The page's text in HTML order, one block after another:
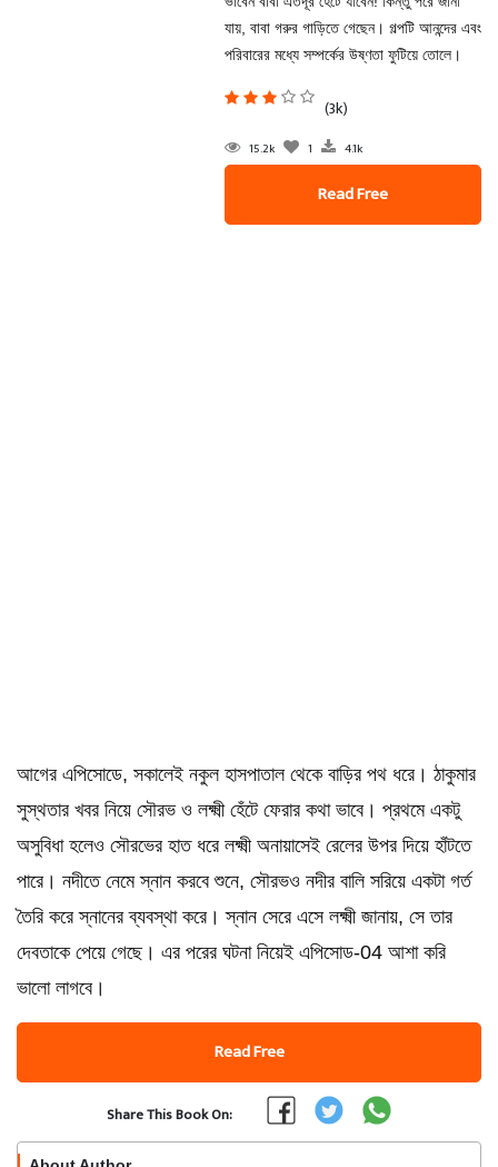
যায়, বাবা গরুর গাড়িতে গেছেন। গল্পটি আনন্দের এবং
পরিবারের মধ্যে সম্পর্কের উষ্ণতা ফুটিয়ে তোলে।
(3k)
15.2k 1 4.1k
Read Free
আগের এপিসোডে, সকালেই নকুল হাসপাতাল থেকে বাড়ির পথ ধরে। ঠাকুমার
সুস্থতার খবর নিয়ে সৌরভ ও লক্ষ্মী হেঁটে ফেরার কথা ভাবে। প্রথমে একটু
অসুবিধা হলেও সৌরভের হাত ধরে লক্ষ্মী অনায়াসেই রেলের উপর দিয়ে হাঁটতে
পারে। নদীতে নেমে স্নান করবে শুনে, সৌরভও নদীর বালি সরিয়ে একটা গর্ত
তৈরি করে স্নানের ব্যবস্থা করে। স্নান সেরে এসে লক্ষ্মী জানায়, সে তার
দেবতাকে পেয়ে গেছে। এর পরের ঘটনা নিয়েই এপিসোড-04 আশা করি
ভালো লাগবে।
Read Free
Share This Book On: